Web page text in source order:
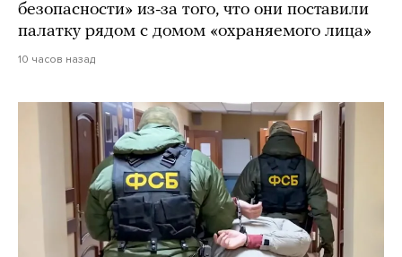
безопасности» из-за того, что они поставили
палатку рядом с домом «охраняемого лица»
10 часов назад